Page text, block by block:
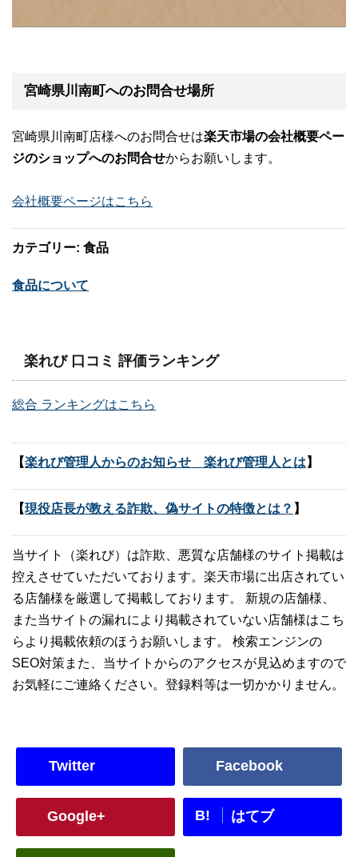
宮崎県川南町へのお問合せ場所
宮崎県川南町店様へのお問合せは楽天市場の会社概要ペー
ジのショップへのお問合せからお願いします。
会社概要ページはこちら
カテゴリー: 食品
食品について
楽れび 口コミ 評価ランキング
総合 ランキングはこちら
【楽れび管理人からのお知らせ 楽れび管理人とは 】
【現役店長が教える詐欺、偽サイトの特徴とは？ 】
当サイト（楽れび）は詐欺、悪質な店舗様のサイト掲載は
控えさせていただいております。楽天市場に出店されてい
る店舗様を厳選して掲載しております。 新規の店舗様、
また当サイトの漏れにより掲載されていない店舗様はこち
らより掲載依頼のほうお願いします。 検索エンジンの
SEO対策また、当サイトからのアクセスが見込めますので
お気軽にご連絡ください。登録料等は一切かかりません。
Twitter Facebook
Google+ B! はてブ